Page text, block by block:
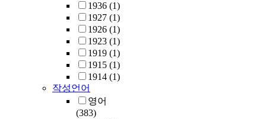
1936 (1)
1927 (1)
1926 (1)
1923 (1)
1919 (1)
1915 (1)
1914 (1)
작성언어
영어
(383)